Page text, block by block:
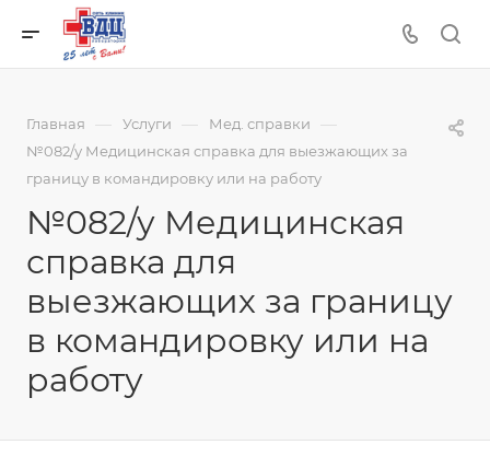
Главная — Услуги — Мед. справки —
№082/у Медицинская справка для выезжающих за
границу в командировку или на работу
№082/у Медицинская
справка для
выезжающих за границу
в командировку или на
работу